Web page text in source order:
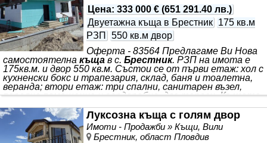
Цена: 333 000 € (651 291.40 лв.)
Двуетажна къща в Брестник 175 кв.м
РЗП
550 кв.м двор
Оферта - 83564 Предлагаме Ви Нова
самостоятелна къща в с. Брестник. РЗП на имота е
175кв.м. и двор 550 кв.м. Състои се от първи етаж: хол с
кухненски бокс и трапезария, склад, баня и тоалетна,
веранда; втори етаж: три спални, санитарен възел,
перално помещение и гардеробна, две тераси.Къщата
боя от висок клас, както и готови санитарни
помещения. За още повече разкош, двора към имота ще
бъде озеленен и с направени алеи. Услугите, които
предлага нашата фирма са - Безплатни юридически
Луксозна къща с голям двор
Имоти - Продажби » Къщи, Вили
Брестник, област Пловдив